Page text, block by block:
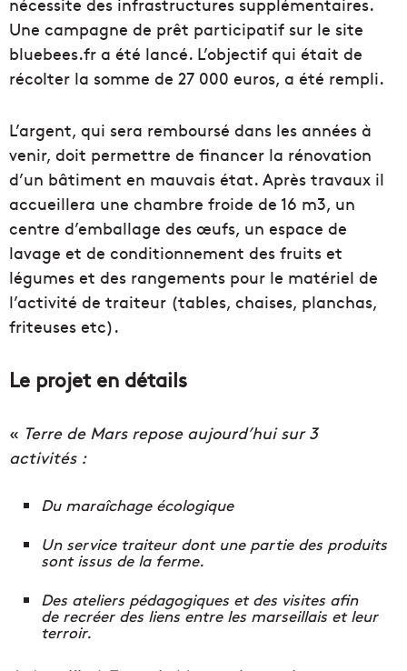
Une campagne de prêt participatif sur le site
bluebees.fr a été lancé. L’objectif qui était de
récolter la somme de 27 000 euros, a été rempli.
L’argent, qui sera remboursé dans les années à
venir, doit permettre de financer la rénovation
d’un bâtiment en mauvais état. Après travaux il
accueillera une chambre froide de 16 m3, un
centre d’emballage des œufs, un espace de
lavage et de conditionnement des fruits et
légumes et des rangements pour le matériel de
l’activité de traiteur (tables, chaises, planchas,
friteuses etc).
Le projet en détails
« Terre de Mars repose aujourd’hui sur 3
activités :
Du maraîchage écologique
Un service traiteur dont une partie des produits
sont issus de la ferme.
Des ateliers pédagogiques et des visites afin
de recréer des liens entre les marseillais et leur
terroir.